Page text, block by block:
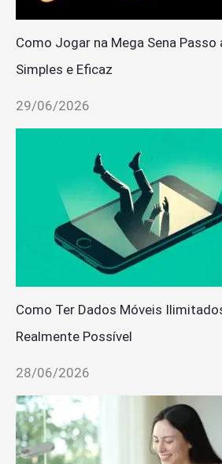
Como Jogar na Mega Sena Passo
Simples e Eficaz
29/06/2026
Como Ter Dados Móveis
Realmente Possível
28/06/2026